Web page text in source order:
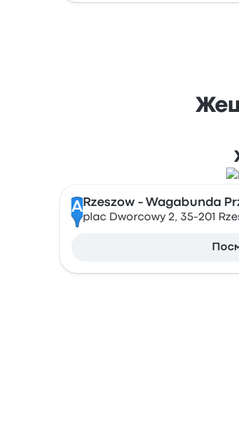
A Rzeszow - Wagabunda
plac Dworcowy 2, 35-201